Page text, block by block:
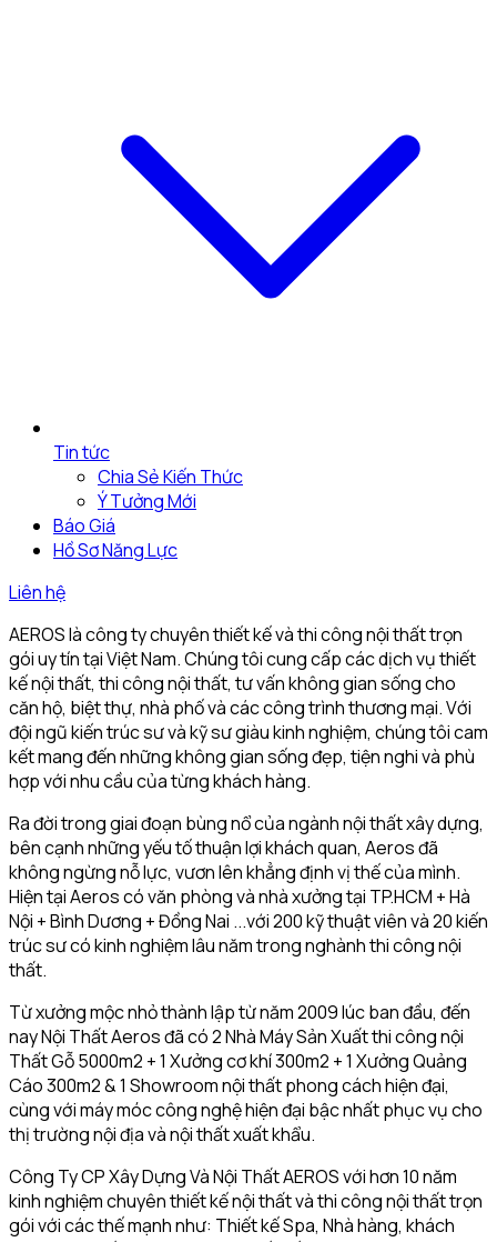
Tin tức
Chia Sẻ Kiến Thức
Ý Tưởng Mới
Báo Giá
Hồ Sơ Năng Lực
Liên hệ
AEROS là công ty chuyên thiết kế và thi công nội thất trọn
gói uy tín tại Việt Nam. Chúng tôi cung cấp các dịch vụ thiết
kế nội thất, thi công nội thất, tư vấn không gian sống cho
căn hộ, biệt thự, nhà phố và các công trình thương mại. Với
đội ngũ kiến trúc sư và kỹ sư giàu kinh nghiệm, chúng tôi cam
kết mang đến những không gian sống đẹp, tiện nghi và phù
hợp với nhu cầu của từng khách hàng.
Ra đời trong giai đoạn bùng nổ của ngành nội thất xây dựng,
bên cạnh những yếu tố thuận lợi khách quan, Aeros đã
không ngừng nỗ lực, vươn lên khẳng định vị thế của mình.
Hiện tại Aeros có văn phòng và nhà xưởng tại TP.HCM + Hà
Nội + Bình Dương + Đồng Nai ...với 200 kỹ thuật viên và 20 kiến
trúc sư có kinh nghiệm lâu năm trong nghành thi công nội
thất.
Từ xưởng mộc nhỏ thành lập từ năm 2009 lúc ban đầu, đến
nay Nội Thất Aeros đã có 2 Nhà Máy Sản Xuất thi công nội
Thất Gỗ 5000m2 + 1 Xưởng cơ khí 300m2 + 1 Xưởng Quảng
Cáo 300m2 & 1 Showroom nội thất phong cách hiện đại,
cùng với máy móc công nghệ hiện đại bậc nhất phục vụ cho
thị trường nội địa và nội thất xuất khẩu.
Công Ty CP Xây Dựng Và Nội Thất AEROS với hơn 10 năm
kinh nghiệm chuyên thiết kế nội thất và thi công nội thất trọn
gói với các thế mạnh như: Thiết kế Spa, Nhà hàng, khách